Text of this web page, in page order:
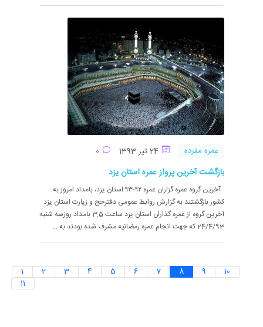
عمره مفرده
بازگشت آخرین پرواز عمره استان یزد
آخرين گروه عمره گزاران عمره ۹۲-۹۳ استان یزد، بامداد امروز به
کشور بازگشتند به گزارش روابط عمومی دفترحج و زیارت استان یزد
آخرین گروه از عمره گذاران استان یزد ساعت 3:5 بامداد روزسه شنبه
24/4/93 که جهت انجام عمره رمضانیه مشرف شده بودند به ...
1 2 3 4 5 6 7 8 9
10
11